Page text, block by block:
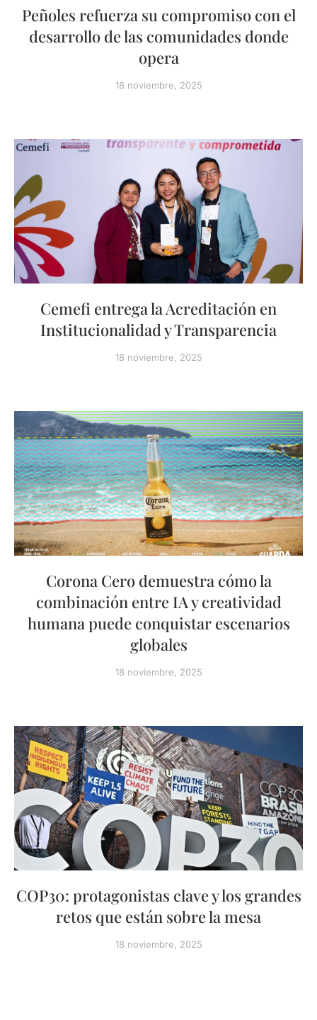
Peñoles refuerza su compromiso con el
desarrollo de las comunidades donde
opera
18 noviembre, 2025
Cemefi entrega la Acreditación en
Institucionalidad y Transparencia
18 noviembre, 2025
Corona Cero demuestra cómo la
combinación entre IA y creatividad
humana puede conquistar escenarios
globales
18 noviembre, 2025
COP30: protagonistas clave y los grandes
retos que están sobre la mesa
18 noviembre, 2025